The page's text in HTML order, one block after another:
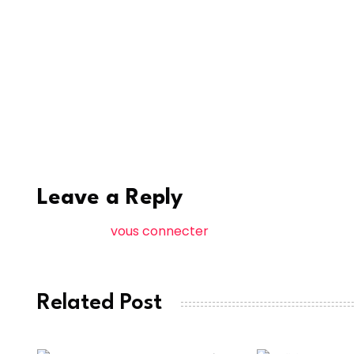
Leave a Reply
vous connecter
Related Post